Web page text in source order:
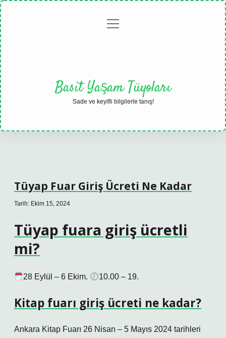
Gizlilikmenüyü
Basit Yaşam Tüyoları
Sade ve keyifli bilgilerle tanış!
Tüyap Fuar Giriş Ücreti Ne Kadar
Tarih: Ekim 15, 2024
Tüyap fuara giriş ücretli
mi?
28 Eylül – 6 Ekim. 10.00 – 19.
Kitap fuarı giriş ücreti ne kadar?
Ankara Kitap Fuarı 26 Nisan – 5 Mayıs 2024 tarihleri ​​